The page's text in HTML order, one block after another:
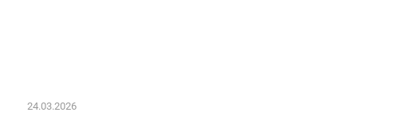
24.03.2026